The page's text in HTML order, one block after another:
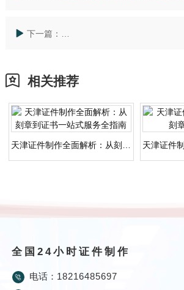
下一篇：
相关推荐
全国24小时证件制作
电话： 18216485697